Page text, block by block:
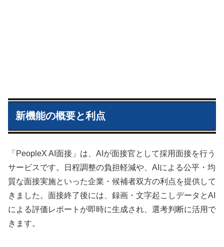
新機能の概要と利点
「PeopleX AI面接」は、AIが面接官として採用面接を行う
サービスです。日程調整の負担軽減や、AIによる公平・均
質な面接実施といった企業・候補者双方の利点を提供して
きました。面接終了後には、録画・文字起こしデータとAI
による評価レポートが即時に生成され、選考判断に活用で
きます。